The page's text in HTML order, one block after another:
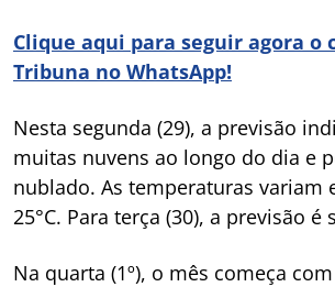
Clique aqui para seguir agora o
Tribuna no WhatsApp!
Nesta segunda (29), a previsão
muitas nuvens ao longo do dia e
nublado. As temperaturas variam
25°C. Para terça (30), a previsão é
Na quarta (1º), o mês começa